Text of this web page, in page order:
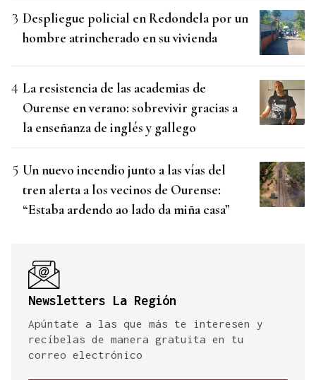
Despliegue policial en Redondela por un
hombre atrincherado en su vivienda
La resistencia de las academias de
Ourense en verano: sobrevivir gracias a
la enseñanza de inglés y gallego
Un nuevo incendio junto a las vías del
tren alerta a los vecinos de Ourense:
“Estaba ardendo ao lado da miña casa”
Newsletters La Región
Apúntate a las que más te interesen y
recíbelas de manera gratuita en tu
correo electrónico